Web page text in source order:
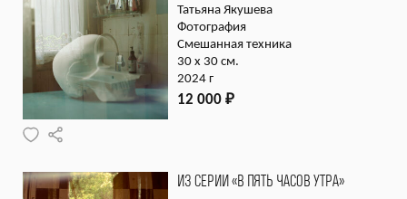
Татьяна Якушева
Фотография
Смешанная техника
30 х 30 см.
2024 г
12 000 ₽
ИЗ СЕРИИ «В ПЯТЬ ЧАСОВ УТРА»